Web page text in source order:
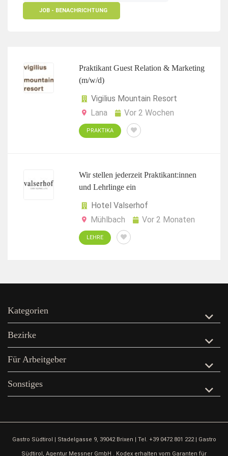
JOB - BENACHRICHTUNG
Praktikant Guest Relation & Marketing
(m/w/d)
Vigilius Mountain Resort
Lana
Vor 2 Wochen
PRAKTIKA
Wir stellen jederzeit Praktikant:innen
und Lehrlinge ein
Hotel Valserhof
Mühlbach
Vor 2 Monaten
LEHRE
Kategorien
Bezirke
Für Arbeitgeber
Sonstiges
Gastro Südtirol | Stadelgasse 9, 39042 Brixen | Tel. +39 0472 801 222 | Gastro
Südtirol, Agentur Messner GmbH . Kodex erhalten vom Garanten für